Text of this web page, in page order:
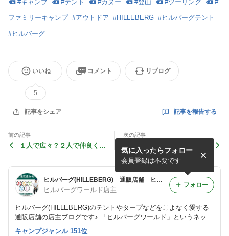
#キャンプ #テント #カヌー #登山 #ツーリング #
ファミリーキャンプ #アウトドア #HILLEBERG #ヒルバーグテント
#ヒルバーグ
いいね
5
コメント リブログ
記事をシェア 記事を報告する
前の記事
１人で広々？２人で仲良く？
次の記事
シンプルで最強のStaika（ス
タイカ）は、○○もすごい！
ヒルバーグ(HILLEBERG) 通販店舗 ヒルバーグワールドの店主ブログ
ヒルバーグワールド店主
ヒルバーグ(HILLEBERG)のテントやタープなどをこよなく愛する
通販店舗の店主ブログです♪ 「ヒルバーグワールド」というネット
ショップを運営しています。
気に入ったらフォロー
会員登録は不要です
フォロー
キャンプジャンル 151位